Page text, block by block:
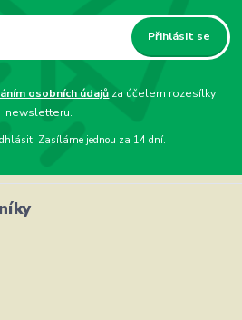
Přihlásit se
osobních údajů za účelem rozesílky
newsletteru.
Zasíláme jednou za 14 dní.